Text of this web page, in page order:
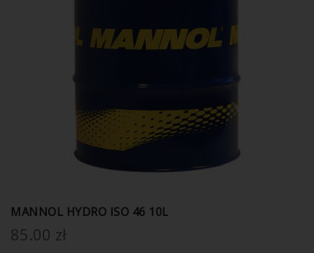
MANNOL HYDRO ISO 46 10L
85.00 zł